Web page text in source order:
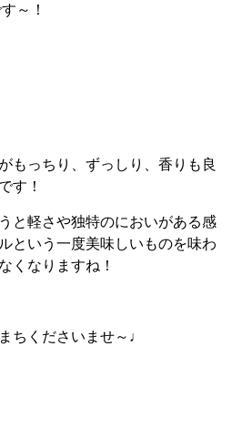
～！
もっちり、ずっしり、香りも良
す！
と軽さや独特のにおいがある感
という一度美味しいものを味わ
くなりますね！
ちくださいませ～♩